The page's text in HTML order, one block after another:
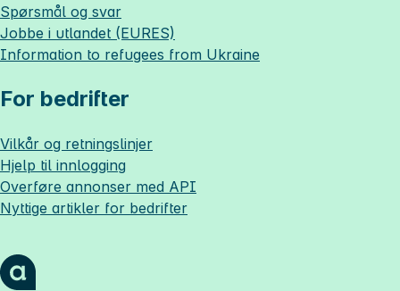
Spørsmål og svar
Jobbe i utlandet (EURES)
Information to refugees from Ukraine
For bedrifter
Vilkår og retningslinjer
Hjelp til innlogging
Overføre annonser med API
Nyttige artikler for bedrifter